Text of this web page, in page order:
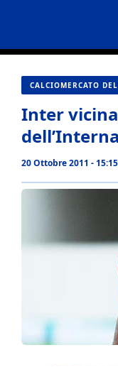
contenuto
CALCIOMERCATO
Inter
20 Ottobre 2011 - 15:15